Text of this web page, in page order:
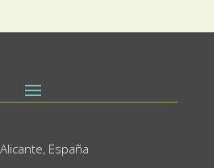
España